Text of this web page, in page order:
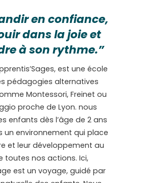
en confiance,
dans la joie et
à son rythme.”
est une école
pédagogies alternatives
Montessori, Freinet ou
proche de Lyon. nous
enfants dès l’âge de 2 ans
un environnement qui place
et leur développement au
toutes nos actions. Ici,
est un voyage, guidé par